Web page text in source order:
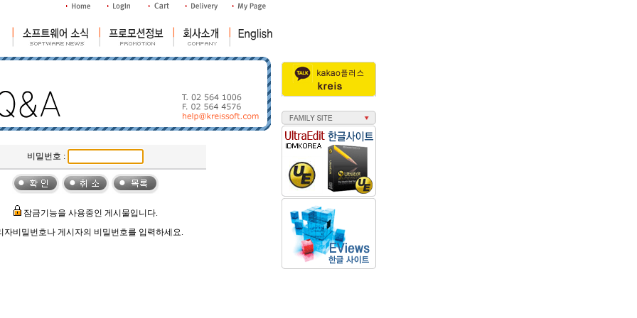
비밀번호 :
잠금기능을 사용중인 게시물입니다.
자비밀번호나 게시자의 비밀번호를 입력하세요.